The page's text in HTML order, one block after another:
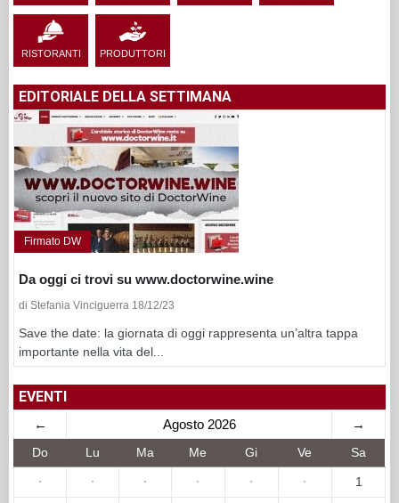
RISTORANTI PRODUTTORI
EDITORIALE DELLA SETTIMANA
Firmato DW
Da oggi ci trovi su www.doctorwine.wine
di Stefania Vinciguerra 18/12/23
Save the date: la giornata di oggi rappresenta un’altra tappa
importante nella vita del...
EVENTI
← Agosto 2026 →
Do Lu Ma Me Gi Ve Sa
· · · · · · 1